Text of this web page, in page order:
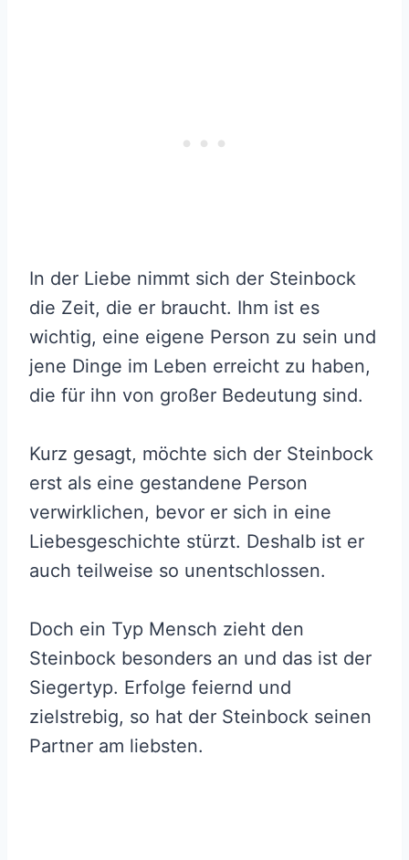
In der Liebe nimmt sich der Steinbock
die Zeit, die er braucht. Ihm ist es
wichtig, eine eigene Person zu sein und
jene Dinge im Leben erreicht zu haben,
die für ihn von großer Bedeutung sind.
Kurz gesagt, möchte sich der Steinbock
erst als eine gestandene Person
verwirklichen, bevor er sich in eine
Liebesgeschichte stürzt. Deshalb ist er
auch teilweise so unentschlossen.
Doch ein Typ Mensch zieht den
Steinbock besonders an und das ist der
Siegertyp. Erfolge feiernd und
zielstrebig, so hat der Steinbock seinen
Partner am liebsten.